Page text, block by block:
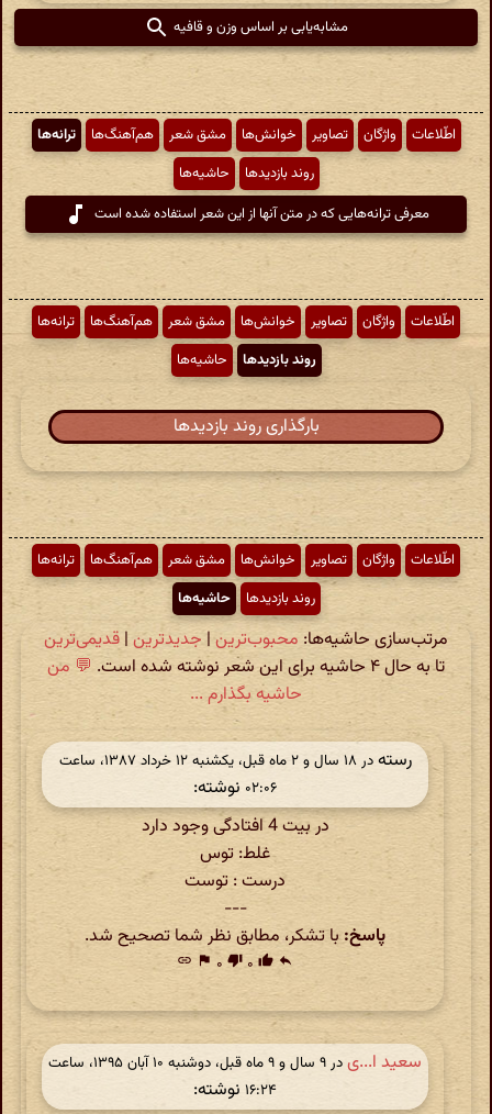
مشابه‌یابی بر اساس وزن و قافیه
اطّلاعات واژگان تصاویر خوانش‌ها مشق شعر هم‌آهنگ‌ها
ترانه‌ها
روند بازدیدها
حاشیه‌ها
معرفی ترانه‌هایی که در متن آنها از این شعر استفاده شده است
اطّلاعات واژگان تصاویر خوانش‌ها مشق شعر هم‌آهنگ‌ها
ترانه‌ها
روند بازدیدها
حاشیه‌ها
بارگذاری روند بازدیدها
اطّلاعات واژگان تصاویر خوانش‌ها مشق شعر هم‌آهنگ‌ها
ترانه‌ها
روند بازدیدها
حاشیه‌ها
مرتب‌سازی حاشیه‌ها: محبوب‌ترین | جدیدترین | قدیمی‌ترین
تا به حال ۴ حاشیه برای این شعر نوشته شده است.
💬 من
حاشیه بگذارم ...
رسته
در ‫۱۸ سال و ۲ ماه قبل، یکشنبه ۱۲ خرداد ۱۳۸۷، ساعت
۰۲:۰۶ نوشته:
در بیت 4 افتادگی وجود دارد
غلط: توس
درست : توست
---
پاسخ:با تشکر، مطابق نظر شما تصحیح شد.
reply
thumb_up ۰ thumb_down ۰ flag
link
سعید ا...ی
در ‫۹ سال و ۹ ماه قبل، دوشنبه ۱۰ آبان ۱۳۹۵، ساعت
۱۶:۲۴ نوشته: